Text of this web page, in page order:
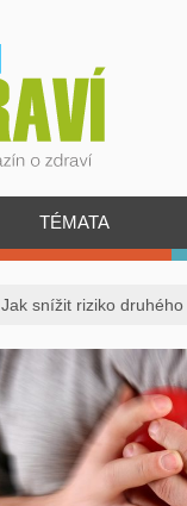
TÉMATA
Jak snížit riziko